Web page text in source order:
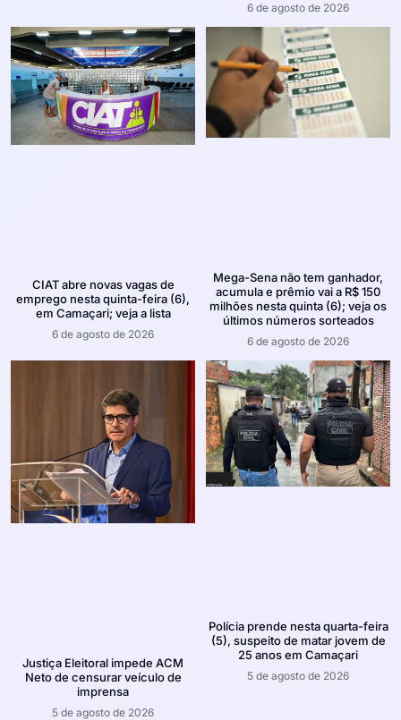
6 de agosto de 2026
CIAT abre novas vagas de
emprego nesta quinta-feira (6),
em Camaçari; veja a lista
6 de agosto de 2026
Mega-Sena não tem ganhador,
acumula e prêmio vai a R$ 150
milhões nesta quinta (6); veja os
últimos números sorteados
6 de agosto de 2026
Justiça Eleitoral impede ACM
Neto de censurar veículo de
imprensa
5 de agosto de 2026
Polícia prende nesta quarta-feira
(5), suspeito de matar jovem de
25 anos em Camaçari
5 de agosto de 2026